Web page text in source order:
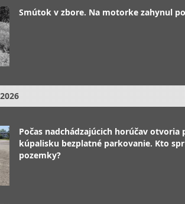
Smútok v zbore. Na motorke zahynul
Počas nadchádzajúcich horúčav otvoria
kúpalisku bezplatné parkovanie. Kto
pozemky?